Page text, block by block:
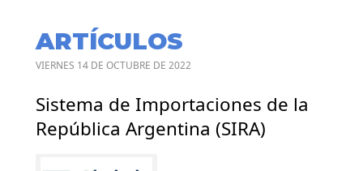
ARTÍCULOS
VIERNES 14 DE OCTUBRE DE 2022
Sistema de Importaciones de la
República Argentina (SIRA)